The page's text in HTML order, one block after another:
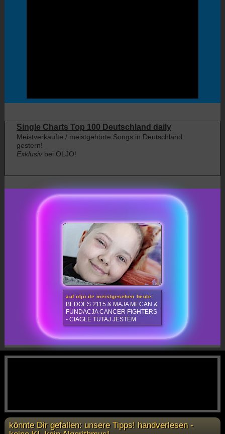
Single Charts Top 100 Deutschland daily
Meistverkaufte / meistgehörte Songs in Deutschland
gestern!
Exklusivbei OLJO!
auf oljo.de meistgesehen heute:
BEDOES 2115 & MAJA MECAN &
FUNDACJA CANCER FIGHTERS
- CIAGLE TUTAJ JESTEM
könnte Dir gefallen: unsere Tipps! handverlesen -